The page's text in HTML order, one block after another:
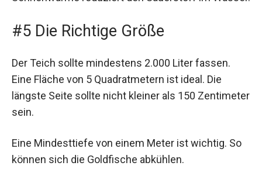
#5 Die Richtige Größe
Der Teich sollte mindestens 2.000 Liter fassen.
Eine Fläche von 5 Quadratmetern ist ideal. Die
längste Seite sollte nicht kleiner als 150 Zentimeter
sein.
Eine Mindesttiefe von einem Meter ist wichtig. So
können sich die Goldfische abkühlen.